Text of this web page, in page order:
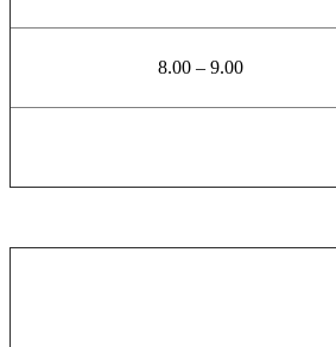
8.00 – 9.00